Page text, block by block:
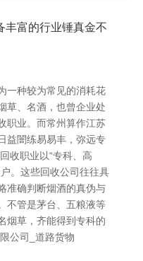
丰富的行业锤真金不
一种较为常见的消耗花
草、名酒，也曾企业处
职业。而常州算作江苏
益闇练易易丰，弥远专
收职业以“专科、高
。这些回收公司往往具
准确判断烟酒的真伪与
不管是茅台、五粮液等
烟草，齐能得到专科的
公司_道路货物